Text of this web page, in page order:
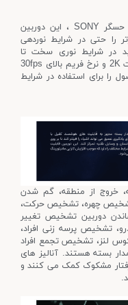
با الگوریتم‌های پردازش تصویر پیشرفته و حسگر SONY ، این دوربین
را حتی در شرایط نوردهی
در شرایط نوری سخت تا
0.003Lux، تجربه تماشای ویدیویی با کیفیت 2K و نرخ فریم بالای 30fps
را برای استفاده در شرایط
خروج از منطقه، گم شدن
تشخیص چهره، تشخیص حرکت،
دوربین تشخیص تغییر
تشخیص پرسه زنی افراد،
لنز، تشخیص تجمع افراد
بسته هستند. آنالیز های
رفتار مشکوک کمک می کنند و